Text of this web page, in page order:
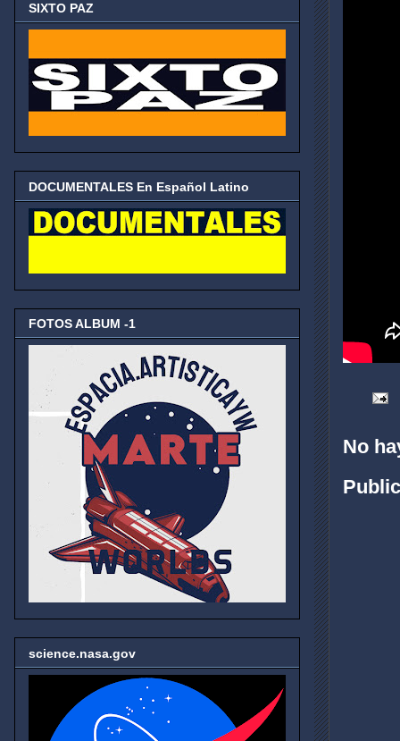
No
SIXTO PAZ
DOCUMENTALES En Español Latino
FOTOS ALBUM -1
science.nasa.gov